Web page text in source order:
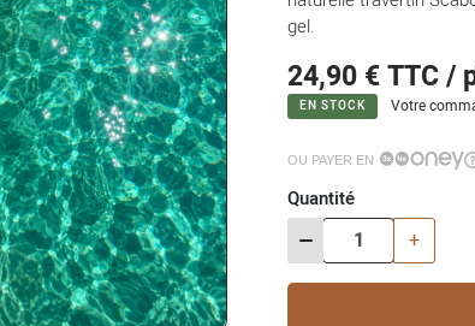
gel.
24,90 €TTC /
EN STOCK Votre
OU PAYER EN
Quantité
- +